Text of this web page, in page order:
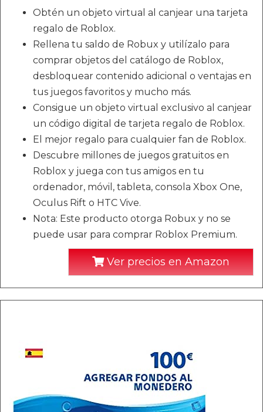
Obtén un objeto virtual al canjear una tarjeta
regalo de Roblox.
Rellena tu saldo de Robux y utilízalo para
comprar objetos del catálogo de Roblox,
desbloquear contenido adicional o ventajas en
tus juegos favoritos y mucho más.
Consigue un objeto virtual exclusivo al canjear
un código digital de tarjeta regalo de Roblox.
El mejor regalo para cualquier fan de Roblox.
Descubre millones de juegos gratuitos en
Roblox y juega con tus amigos en tu
ordenador, móvil, tableta, consola Xbox One,
Oculus Rift o HTC Vive.
Nota: Este producto otorga Robux y no se
puede usar para comprar Roblox Premium.
Ver precios en Amazon